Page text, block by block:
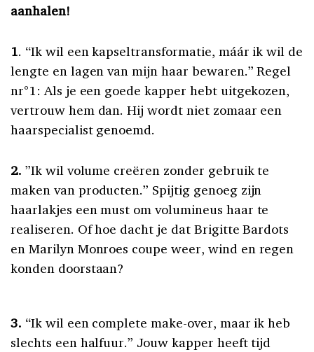
aanhalen!
1. “Ik wil een kapseltransformatie, máár ik wil de
lengte en lagen van mijn haar bewaren.” Regel
nr°1: Als je een goede kapper hebt uitgekozen,
vertrouw hem dan. Hij wordt niet zomaar een
haarspecialist genoemd.
2. ”Ik wil volume creëren zonder gebruik te
maken van producten.” Spijtig genoeg zijn
haarlakjes een must om volumineus haar te
realiseren. Of hoe dacht je dat Brigitte Bardots
en Marilyn Monroes coupe weer, wind en regen
konden doorstaan?
3. “Ik wil een complete make-over, maar ik heb
slechts een halfuur.” Jouw kapper heeft tijd